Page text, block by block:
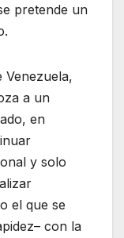
pretende un
Venezuela,
a un
en
y solo
el que se
con la